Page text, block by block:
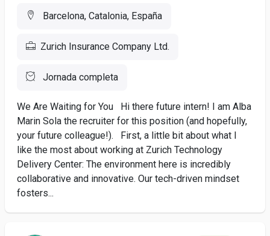
Barcelona, Catalonia, España
Zurich Insurance Company Ltd.
Jornada completa
We Are Waiting for You Hi there future intern! I am Alba
Marin Sola the recruiter for this position (and hopefully,
your future colleague!). First, a little bit about what I
like the most about working at Zurich Technology
Delivery Center: The environment here is incredibly
collaborative and innovative. Our tech-driven mindset
fosters...